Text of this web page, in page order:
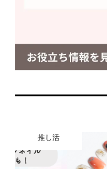
推し活